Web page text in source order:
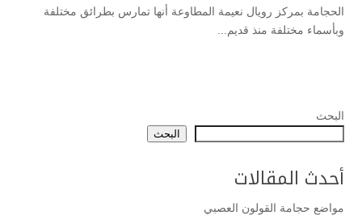
الحجامة بمركز رويال نعيمة المطاوعة أنها تمارس بطرائق مختلفة
وبأسماء مختلفة منذ قديم...
البحث
البحث
أحدث المقالات
مواضع حجامة القولون العصبي